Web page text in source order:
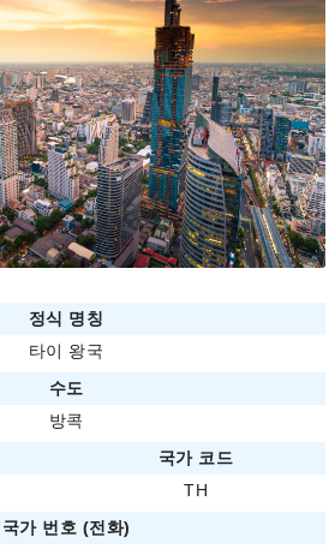
정식 명칭
타이 왕국
수도
방콕
국가 코드
TH
국가 번호 (전화)